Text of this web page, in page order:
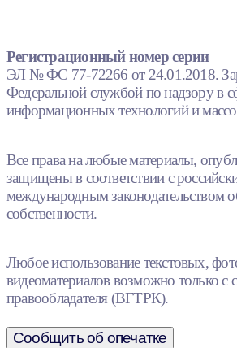
Регистрационный номер серии
ЭЛ № ФС 77-72266 от 24.01.2018.
Федеральной службой по надзору в
информационных технологий и
Все права на любые материалы,
защищены в соответствии с
международным законодательством
собственности.
Любое использование текстовых,
видеоматериалов возможно только с
правообладателя (ВГТРК).
Сообщить об опечатке